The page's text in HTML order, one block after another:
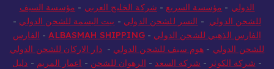
للشحن الدولي-الصقر السريع للشحن- الرهوان أكسبريس للشحن
الدولي- مؤسسة السريع-شركة الخليج العربي -مؤسسة السيف
للشحن الدولي
-النسر للشحن الدولي-بيت البسمة للشحن الدولي-
الفارس الذهبي للشحن الدولي-
ALBASMAH SHIPPING
-الفارس
للشحن الدولي-هوم سيف للشحن الدولي-دار الاركان للشحن الدولي